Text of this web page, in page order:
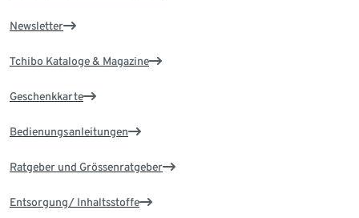
Newsletter
Tchibo Kataloge & Magazine
Geschenkkarte
Bedienungsanleitungen
Ratgeber und Grössenratgeber
Entsorgung/ Inhaltsstoffe